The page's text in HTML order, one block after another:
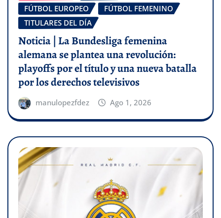
FÚTBOL EUROPEO
FÚTBOL FEMENINO
TITULARES DEL DÍA
Noticia | La Bundesliga femenina
alemana se plantea una revolución:
playoffs por el título y una nueva batalla
por los derechos televisivos
manulopezfdez Ago 1, 2026